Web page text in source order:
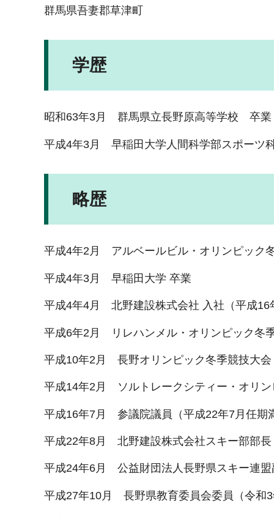
群馬県吾妻郡草津町
学歴
昭和63年3月 群馬県立長野原高等学校 卒業
平成4年3月 早稲田大学人間科学部スポーツ
略歴
平成4年2月 アルベールビル・オリンピック
平成4年3月 早稲田大学 卒業
平成4年4月 北野建設株式会社 入社（平成16
平成6年2月 リレハンメル・オリンピック冬
平成10年2月 長野オリンピック冬季競技大
平成14年2月 ソルトレークシティー・オリ
平成16年7月 参議院議員（平成22年7月任期
平成22年8月 北野建設株式会社スキー部部長
平成24年6月 公益財団法人長野県スキー連盟
平成27年10月 長野県教育委員会委員（令和